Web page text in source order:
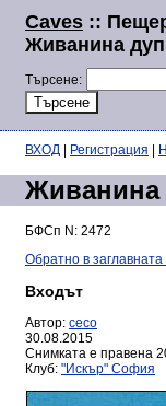
Caves ::
Живанина
Търсене:
ВХОД Регистрация
Живанина
БФСп N: 2472
Обратно в
Входът
Автор: ceco
30.08.2015
Снимката е правена
Клуб: "Искър" София